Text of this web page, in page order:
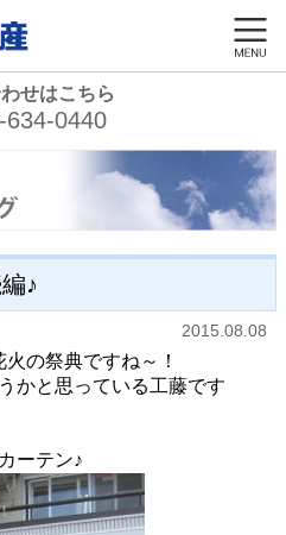
せはこちら
634-0440
♪
2015.08.08
の祭典ですね～！
かと思っている工藤です
ーテン♪